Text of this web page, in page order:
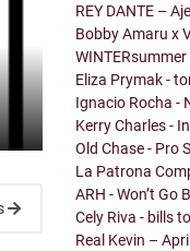
REY DANTE –
Bobby Amaru x
Eliza Prymak -
Ignacio Rocha -
Kerry Charles -
Old Chase - Pro
La Patrona
ARH - Won’t Go
Cely Riva - bills
Real Kevin –